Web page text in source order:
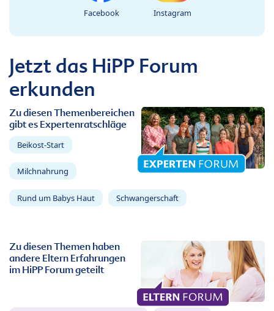
Facebook Instagram
Jetzt das HiPP Forum
erkunden
Zu diesen Themenbereichen
gibt es Expertenratschläge
Beikost-Start
Milchnahrung
Rund um Babys Haut Schwangerschaft
Zu diesen Themen haben
andere Eltern Erfahrungen
im HiPP Forum geteilt